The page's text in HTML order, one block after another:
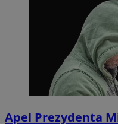
Apel Prezydenta